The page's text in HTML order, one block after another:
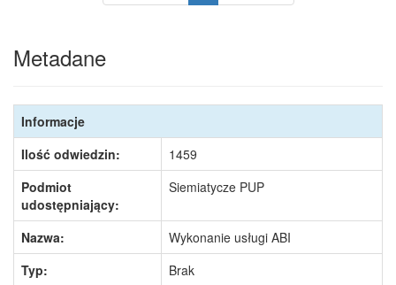
Metadane
Informacje
Ilość odwiedzin:
1459
Podmiot
udostępniający:
Siemiatycze PUP
Nazwa:
Wykonanie usługi ABI
Typ:
Brak